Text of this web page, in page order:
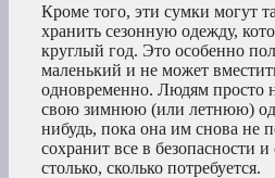
Кроме того, эти сумки могут
хранить сезонную одежду,
круглый год. Это особенно
маленький и не может
одновременно. Людям просто
свою зимнюю (или летнюю)
нибудь, пока она им снова не
сохранит все в безопасности
столько, сколько потребуется.